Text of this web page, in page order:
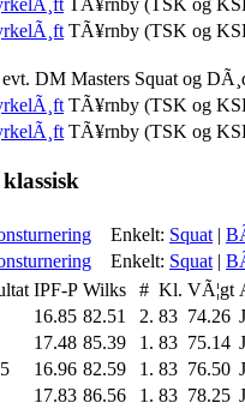
TÃ¥rnby (TSK og
TÃ¥rnby (TSK og
DM Masters Squat og
TÃ¥rnby (TSK og
TÃ¥rnby (TSK og
Enkelt: Squat |
Enkelt: Squat |
IPF-P Wilks # Kl. VÃ¦gt
16.85 82.51 2. 83 74.26 J
17.48 85.39 1. 83 75.14 J
16.96 82.59 1. 83 76.50 J
17.83 86.56 1. 83 78.25 J